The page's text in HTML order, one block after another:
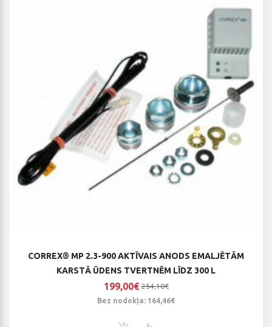
CORREX® MP 2.3-900 AKTĪVAIS ANODS EMALJĒTĀM
KARSTĀ ŪDENS TVERTNĒM LĪDZ 300 L
199,00€ 254,10€
Bez nodokļa: 164,46€